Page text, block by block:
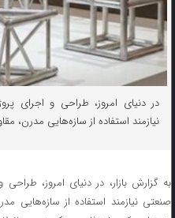
در دنیای امروز، طراحی و اجرای
نیازمند استفاده از سازه‌هایی مدرن،
به گزارش بازار، در دنیای امروز،
صنعتی نیازمند استفاده از سازه‌هایی